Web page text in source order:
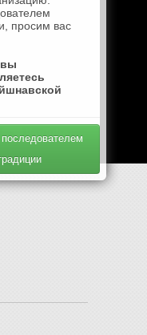
просим вас
вы